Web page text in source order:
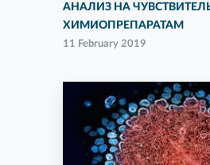
АНАЛИЗ НА
ХИМИОПРЕПАРАТАМ
11 February 2019